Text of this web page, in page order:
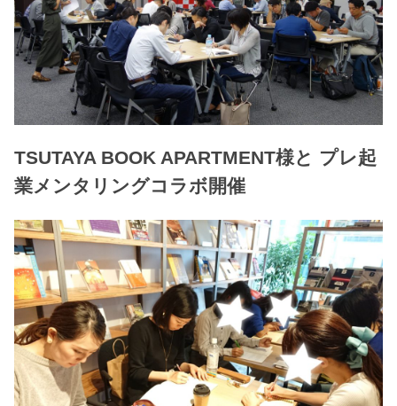
TSUTAYA BOOK APARTMENT様と プレ起
業メンタリングコラボ開催